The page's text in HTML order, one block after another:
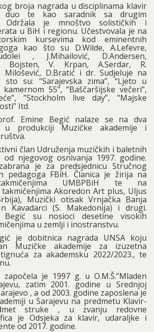
broja nagrada u disciplinama klavir
duo te kao saradnik sa drugim
Održala je mnoštvo solističkih i
u BiH i regionu. Učestvovala je na
kursevima kod eminentnih
kao što su D.Wilde, A.Lefevre,
, J.Mihailović, D.Andersen,
Bojsten, V. Krpan, A.Serdar, R.
Milošević, D.Bratić i dr. Sudjeluje na
sto su: “Sarajevska zima”, “Ljeto u
55”, ”Baščaršijske večeri”,
”Stockholm live day”, ”Majske
Itd.
Emine Begić nalaze se na dva
u produkciji Muzičke akademije i
član Udruženja muzičkih i baletnih
od njegovog osnivanja 1997. godine.
je za predsjednicu Stručnog
pedagoga FBiH. Članica je žirija na
UMBPBiH te na
Akoredon Art plus, Uljus
Muzički otisak Vrnjačka Banja
Kavadarci (S. Makedonija) i drugi.
su nosioci desetine visokih
u zemlji i inostranstvu.
je dobitnica nagrada UNSA koju
Muzičke akademije za izuzetna
za akademsku 2022/2023., te
je 1997 g. u O.M.Š.”Mladen
zatim 2001. godine u Srednjoj
, a od 2003. godine zaposlena je
u Sarajevu na predmetu Klavir-
struke , u zvanju redovne
je Odsjeka za klavir, udaraljke i
od 2017. godine.